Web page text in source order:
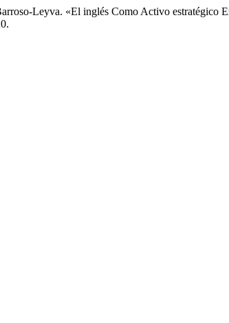
Leyva. «El inglés Como Activo estratégico